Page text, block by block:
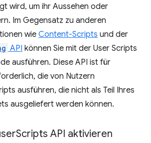
wird, um ihr Aussehen oder
Im Gegensatz zu anderen
wie Content-Scripts und der
API können Sie mit der User Scripts
ausführen. Diese API ist für
die von Nutzern
ausführen, die nicht als Teil Ihres
ausgeliefert werden können.
Scripts API aktivieren